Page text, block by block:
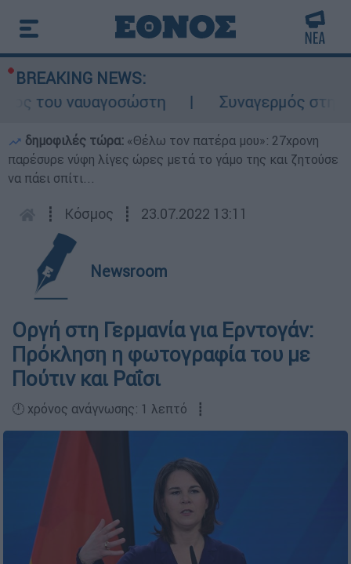
BREAKING NEWS:
του ναυαγοσώστη
Συναγερμός στην
δημοφιλές τώρα: «Θέλω τον πατέρα μου»: 27χρονη
παρέσυρε νύφη λίγες ώρες μετά το γάμο της και ζητούσε
να πάει σπίτι...
┋ Κόσμος ┋ 23.07.2022 13:11
Newsroom
Οργή στη Γερμανία για Ερντογάν:
Πρόκληση η φωτογραφία του με
Πούτιν και Ραΐσι
🕛 χρόνος ανάγνωσης: 1 λεπτό ┋